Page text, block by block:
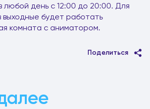
любой день с 12:00 до 20:00. Для
выходные будет работать
комната с аниматором.
Поделиться